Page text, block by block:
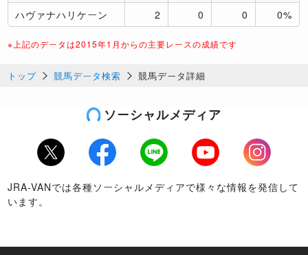
ハヴァナハリケーン
2 0 0 0%
※上記のデータは2015年1月からの主要レースの成績です
トップ 競馬データ検索 競馬データ詳細
ソーシャルメディア
Twitter Facebook LINE Youtube
Instagram
JRA-VANでは各種ソーシャルメディアで様々な情報を発信して
います。